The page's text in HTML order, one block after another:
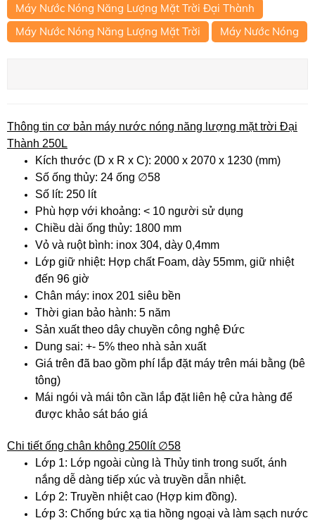
Máy Nước Nóng Năng Lượng Mặt Trời Đại Thành
Máy Nước Nóng Năng Lượng Mặt Trời
Máy Nước Nóng
Thông tin cơ bản máy nước nóng năng lượng mặt trời Đại
Thành 250L
Kích thước (D x R x C): 2000 x 2070 x 1230 (mm)
Số ống thủy: 24 ống ∅58
Số lít: 250 lít
Phù hợp với khoảng: < 10 người sử dụng
Chiều dài ống thủy: 1800 mm
Vỏ và ruột bình: inox 304, dày 0,4mm
Lớp giữ nhiệt: Hợp chất Foam, dày 55mm, giữ nhiệt
đến 96 giờ
Chân máy: inox 201 siêu bền
Thời gian bảo hành: 5 năm
Sản xuất theo dây chuyền công nghệ Đức
Dung sai: +- 5% theo nhà sản xuất
Giá trên đã bao gồm phí lắp đặt máy trên mái bằng (bê
tông)
Mái ngói và mái tôn cần lắp đặt liên hệ cửa hàng để
được khảo sát báo giá
Chi tiết ống chân không 250lít ∅58
Lớp 1: Lớp ngoài cùng là Thủy tinh trong suốt, ánh
nắng dễ dàng tiếp xúc và truyền dẫn nhiệt.
Lớp 2: Truyền nhiệt cao (Hợp kim đồng).
Lớp 3: Chống bức xạ tia hồng ngoại và làm sạch nước